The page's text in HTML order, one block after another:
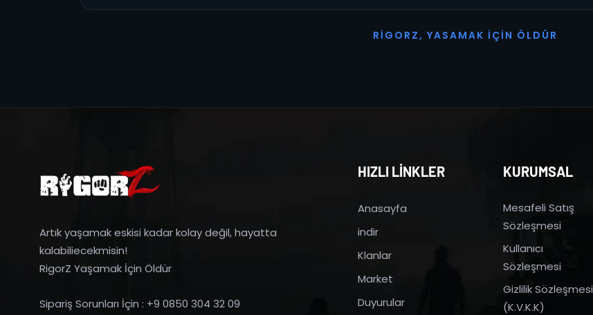
R I G O R Z, YASAMAK İ ÇI N Ö L D Ü R
Artık yaşamak eskisi kadar kolay değil, hayatta
kalabiliecekmisin!
RigorZ Yaşamak İçin Öldür
Sipariş Sorunları İçin : +9 0850 304 32 09
HIZLI LİNKLER
Anasayfa
indir
Klanlar
Market
Duyurular
KURUMSAL
Mesafeli Satış
Sözleşmesi
Kullanıcı
Sözleşmesi
Gizlilik Sözleşmesi
(K.V.K.K)